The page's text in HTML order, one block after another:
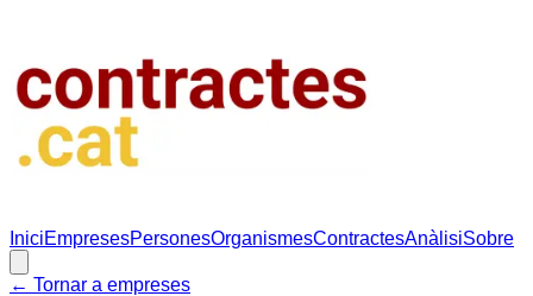
IniciEmpresesPersonesOrganismesContractesAnàlisiSobre
← Tornar a empreses